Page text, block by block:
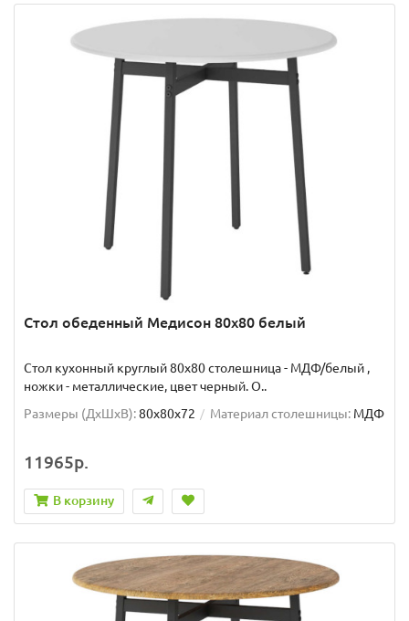
Стол обеденный Медисон 80х80 белый
Стол кухонный круглый 80х80 столешница - МДФ/белый ,
ножки - металлические, цвет черный. О..
Размеры (ДхШxВ):80х80х72 Материал столешницы: МДФ
11965р.
В корзину